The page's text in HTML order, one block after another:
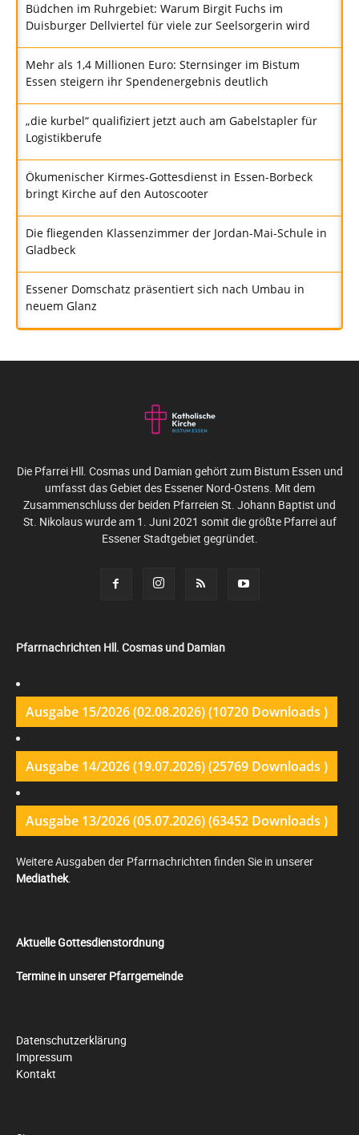
Büdchen im Ruhrgebiet: Warum Birgit Fuchs im
Duisburger Dellviertel für viele zur Seelsorgerin wird
Mehr als 1,4 Millionen Euro: Sternsinger im Bistum
Essen steigern ihr Spendenergebnis deutlich
„die kurbel“ qualifiziert jetzt auch am Gabelstapler für
Logistikberufe
Ökumenischer Kirmes-Gottesdienst in Essen-Borbeck
bringt Kirche auf den Autoscooter
Die fliegenden Klassenzimmer der Jordan-Mai-Schule in
Gladbeck
Essener Domschatz präsentiert sich nach Umbau in
neuem Glanz
Die Pfarrei Hll. Cosmas und Damian gehört zum Bistum Essen und
umfasst das Gebiet des Essener Nord-Ostens. Mit dem
Zusammenschluss der beiden Pfarreien St. Johann Baptist und
St. Nikolaus wurde am 1. Juni 2021 somit die größte Pfarrei auf
Essener Stadtgebiet gegründet.
Pfarrnachrichten Hll. Cosmas und Damian
Ausgabe 15/2026 (02.08.2026) (10720 Downloads )
Ausgabe 14/2026 (19.07.2026) (25769 Downloads )
Ausgabe 13/2026 (05.07.2026) (63452 Downloads )
Weitere Ausgaben der Pfarrnachrichten finden Sie in unserer
Mediathek.
Aktuelle Gottesdienstordnung
Termine in unserer Pfarrgemeinde
Datenschutzerklärung
Impressum
Kontakt